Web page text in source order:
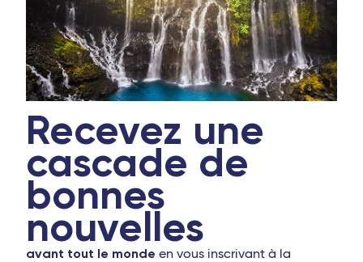
Recevez une
cascade de
bonnes
nouvelles
avant tout le monde en vous inscrivant à la